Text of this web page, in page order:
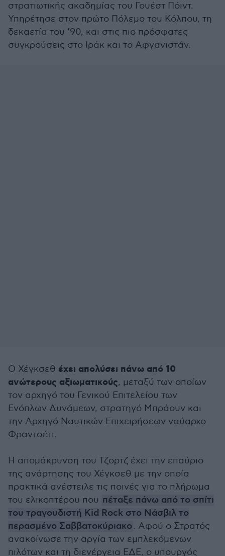
στρατιωτικής ακαδημίας του Γουέστ Πόιντ.
Υπηρέτησε στον πρώτο Πόλεμο του Κόλπου, τη
δεκαετία του ‘90, και στις πιο πρόσφατες
συγκρούσεις στο Ιράκ και το Αφγανιστάν.
Ο Χέγκσεθ έχει απολύσει πάνω από 10
ανώτερους αξιωματικούς, μεταξύ των οποίων
τον αρχηγό του Γενικού Επιτελείου των
Ενόπλων Δυνάμεων, στρατηγό Μπράουν και
την Αρχηγό Ναυτικών Επιχειρήσεων ναύαρχο
Φραντσέτι.
Η απομάκρυνση του Τζορτζ έχει την επαύριο
της ανάρτησης του Χέγκσεθ με την οποία
πρακτικά ανέστειλε τις ποινές για το πλήρωμα
του ελικοπτέρου που πέταξε πάνω από το σπίτι
του τραγουδιστή Kid Rock στο Νάσβιλ το
περασμένο Σαββατοκύριακο. Αφού ο Στρατός
ανακοίνωσε την αργία των εμπλεκόμενων
πιλότων και τη διενέργεια ΕΔΕ, ο υπουργός